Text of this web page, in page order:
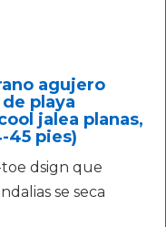
agujero
playa
jalea planas,
45 pies)
dsign que
se seca